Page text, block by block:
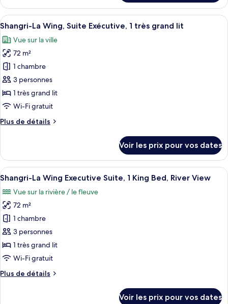
Deluxe
River
View
Room,
2
Twin
Beds
le
type
de
chambre
Shangri-
La
Wing
Deluxe
River
View
Room,
2
Beds
Afficher
toutes
les
photos
pour
ce
type
de
chambre :
Shangri-
Suite
Exécutive,
1
très
grand
lit
Une chambre d’hôtel avec un
8
Shangri-La Wing, Suite Exécutive, 1 très grand lit
Vue sur la ville
72 m²
1 chambre
3 personnes
1 très grand lit
Wi-Fi gratuit
Plus de détails
Plus
le
type
de
chambre
Shangri-
La
Wing,
Suite
Exécutive,
très
grand
Voir les prix pour vos dates
Afficher
toutes
les
photos
pour
ce
type
de
chambre :
Shangri-
Une chambre d’hôtel avec un grand
11
Shangri-La Wing Executive Suite, 1 King Bed, River View
Vue sur la rivière / le fleuve
72 m²
1 chambre
3 personnes
1 très grand lit
Wi-Fi gratuit
Plus de détails
Plus
Voir les prix pour vos dates